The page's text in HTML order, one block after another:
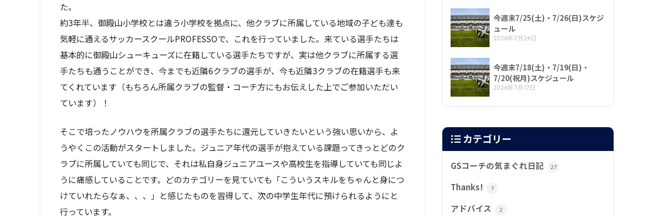
た。
約3年半、御殿山小学校とは違う小学校を拠点に、他クラブに所属している地域の子ども達も
気軽に通えるサッカースクールPROFESSOで、これを行っていました。来ている選手たちは
基本的に御殿山シューキューズに在籍している選手たちですが、実は他クラブに所属する選
手たちも通うことができ、今までも近隣6クラブの選手が、今も近隣3クラブの在籍選手も来
てくれています（もちろん所属クラブの監督・コーチ方にもお伝えした上でご参加いただい
ています）！
そこで培ったノウハウを所属クラブの選手たちに還元していきたいという強い思いから、よ
うやくこの活動がスタートしました。ジュニア年代の選手が抱えている課題ってきっとどのク
ラブに所属していても同じで、それは私自身ジュニアユースや高校生を指導していても同じよ
うに痛感していることです。どのカテゴリーを見ていても「こういうスキルをちゃんと身につ
けていれたらなぁ、、、」と感じたものを習得して、次の中学生年代に預けられるようにと
行っています。
今週末7/25(土)・7/26(日)スケジ
ュール
2026年7月24日
今週末7/18(土)・7/19(日)・
7/20(祝月)スケジュール
2026年7月17日
カテゴリー
GSコーチの気まぐれ日記 27
Thanks! 7
アドバイス 2